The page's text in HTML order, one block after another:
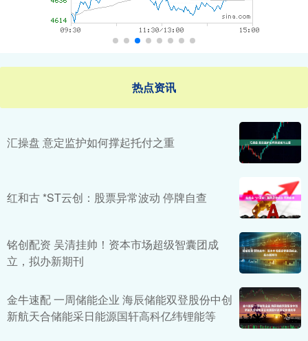
热点资讯
汇操盘 意定监护如何撑起托付之重
红和古 *ST云创：股票异常波动 停牌自查
铭创配资 吴清挂帅！资本市场超级智囊团成
立，拟办新期刊
金牛速配 一周储能企业 海辰储能双登股份中创
新航天合储能采日能源国轩高科亿纬锂能等